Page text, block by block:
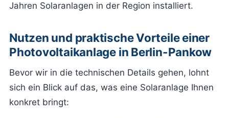
Jahren Solaranlagen in der Region installiert.
Nutzen und praktische Vorteile einer
Photovoltaikanlage in Berlin-Pankow
Bevor wir in die technischen Details gehen, lohnt
sich ein Blick auf das, was eine Solaranlage Ihnen
konkret bringt: